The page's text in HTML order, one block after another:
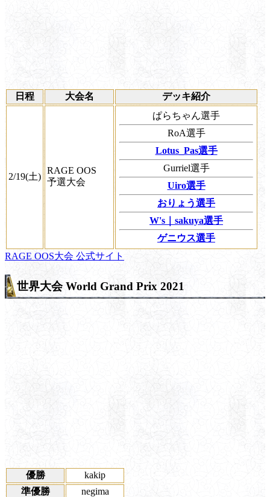
日程 大会名 デッキ紹介
2/19(土)
RAGE OOS
予選大会
ぱらちゃん選手
RoA選手
Lotus_Pas選手
Gurriel選手
Uiro選手
おりょう選手
W's｜sakuya選手
ゲニウス選手
RAGE OOS大会 公式サイト
世界大会 World Grand Prix 2021
優勝
kakip
準優勝
negima